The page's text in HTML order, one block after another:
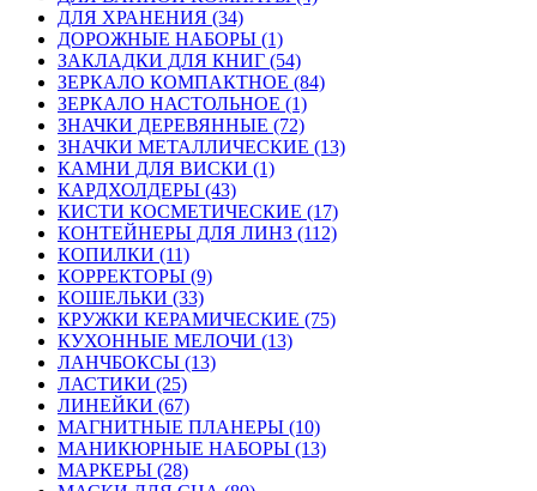
ДЛЯ ХРАНЕНИЯ (34)
ДОРОЖНЫЕ НАБОРЫ (1)
ЗАКЛАДКИ ДЛЯ КНИГ (54)
ЗЕРКАЛО КОМПАКТНОЕ (84)
ЗЕРКАЛО НАСТОЛЬНОЕ (1)
ЗНАЧКИ ДЕРЕВЯННЫЕ (72)
ЗНАЧКИ МЕТАЛЛИЧЕСКИЕ (13)
КАМНИ ДЛЯ ВИСКИ (1)
КАРДХОЛДЕРЫ (43)
КИСТИ КОСМЕТИЧЕСКИЕ (17)
КОНТЕЙНЕРЫ ДЛЯ ЛИНЗ (112)
КОПИЛКИ (11)
КОРРЕКТОРЫ (9)
КОШЕЛЬКИ (33)
КРУЖКИ КЕРАМИЧЕСКИЕ (75)
КУХОННЫЕ МЕЛОЧИ (13)
ЛАНЧБОКСЫ (13)
ЛАСТИКИ (25)
ЛИНЕЙКИ (67)
МАГНИТНЫЕ ПЛАНЕРЫ (10)
МАНИКЮРНЫЕ НАБОРЫ (13)
МАРКЕРЫ (28)